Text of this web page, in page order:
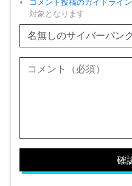
コメント投稿のガイドライン
対象となります